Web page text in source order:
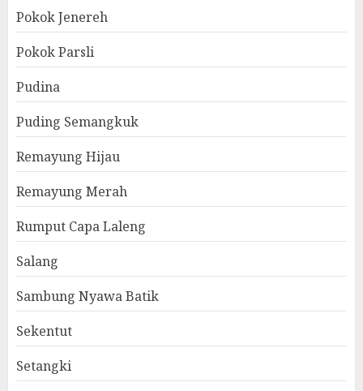
Pokok Jenereh
Pokok Parsli
Pudina
Puding Semangkuk
Remayung Hijau
Remayung Merah
Rumput Capa Laleng
Salang
Sambung Nyawa Batik
Sekentut
Setangki